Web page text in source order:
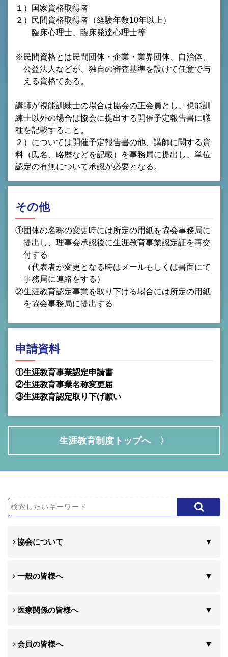
１）国家資格取得者
２）民間資格取得者（経験年数10年以上）
臨床心理士、臨床発達心理士等
※民間資格とは民間団体・企業・業界団体、自治体、
公益法人などが、独自の審査基準を設けて任意で与
える資格である。
講師が視能訓練士の場合は協会の正会員とし、視能訓
練士以外の場合は協会に提出する開催予定報告書に職
種を記載すること。
２）については開催予定報告書の他、講師に関する資
料（氏名、略歴などを記載）を事務局に提出し、単位
認定の有無について承認が必要となる。
その他
①団体の名称の変更時には所定の用紙を協会事務局に
提出し、理事会承認後に生涯教育事業認定証を再交
付する
（代表者が変更となる時はメールもしくは書面にて
事務局に連絡をする）
②生涯教育認定事業を取り下げる場合には所定の用紙
を協会事務局に提出する
申請資料
①生涯教育事業認定申請書
②生涯教育事業名称変更届
③生涯教育認定取り下げ願い
生涯教育制度トップへ 〉
協会について
一般の皆様へ
医療関係の皆様へ
会員の皆様へ